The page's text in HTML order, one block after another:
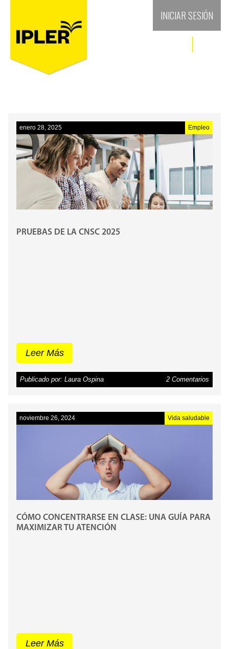
INICIAR SESIÓN
enero 28, 2025 Empleo
PRUEBAS DE LA CNSC 2025
Leer Más
Publicado por: Laura Ospina 2 Comentarios
noviembre 26, 2024 Vida saludable
CÓMO CONCENTRARSE EN CLASE: UNA GUÍA PARA
MAXIMIZAR TU ATENCIÓN
Leer Más